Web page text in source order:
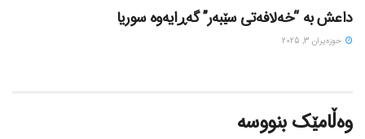
داعش بە “خەلافەتی سێبەر” گەڕایەوە سوریا
حوزه‌یران 3, 2025
وەڵامێک بنووسە